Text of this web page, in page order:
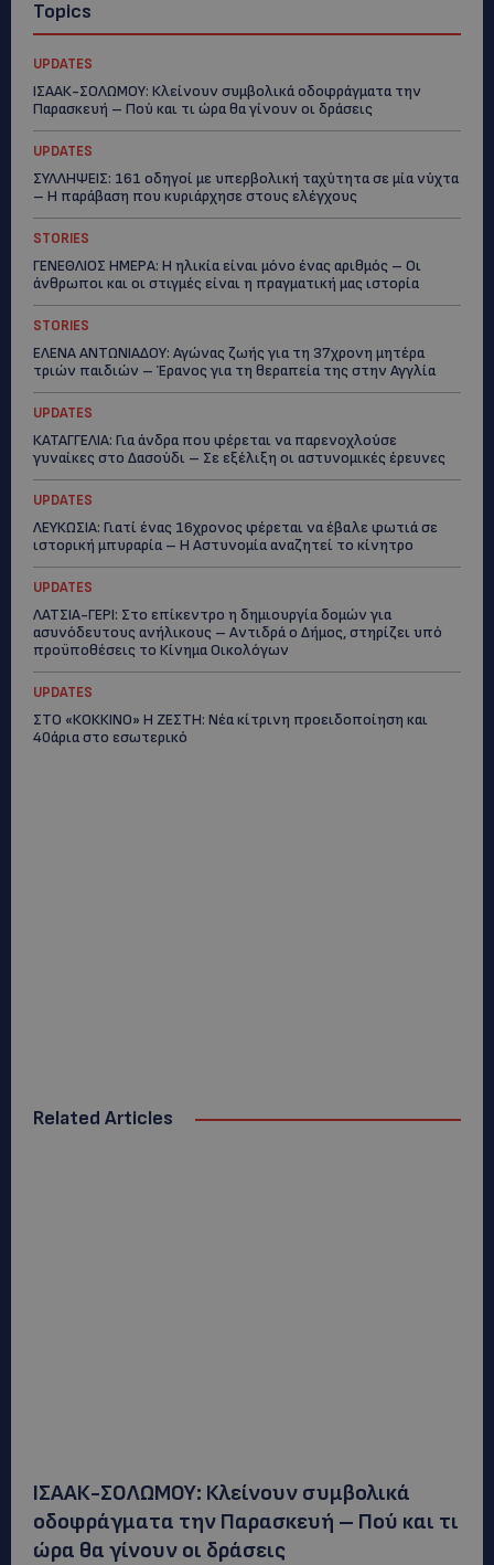
Topics
UPDATES
ΙΣΑΑΚ-ΣΟΛΩΜΟΥ: Κλείνουν συμβολικά οδοφράγματα την
Παρασκευή – Πού και τι ώρα θα γίνουν οι δράσεις
UPDATES
ΣΥΛΛΗΨΕΙΣ: 161 οδηγοί με υπερβολική ταχύτητα σε μία νύχτα
– Η παράβαση που κυριάρχησε στους ελέγχους
STORIES
ΓΕΝΕΘΛΙΟΣ ΗΜΕΡΑ: Η ηλικία είναι μόνο ένας αριθμός – Οι
άνθρωποι και οι στιγμές είναι η πραγματική μας ιστορία
STORIES
ΕΛΕΝΑ ΑΝΤΩΝΙΑΔΟΥ: Αγώνας ζωής για τη 37χρονη μητέρα
τριών παιδιών – Έρανος για τη θεραπεία της στην Αγγλία
UPDATES
ΚΑΤΑΓΓΕΛΙΑ: Για άνδρα που φέρεται να παρενοχλούσε
γυναίκες στο Δασούδι – Σε εξέλιξη οι αστυνομικές έρευνες
UPDATES
ΛΕΥΚΩΣΙΑ: Γιατί ένας 16χρονος φέρεται να έβαλε φωτιά σε
ιστορική μπυραρία – Η Αστυνομία αναζητεί το κίνητρο
UPDATES
ΛΑΤΣΙΑ-ΓΕΡΙ: Στο επίκεντρο η δημιουργία δομών για
ασυνόδευτους ανήλικους – Αντιδρά ο Δήμος, στηρίζει υπό
προϋποθέσεις το Κίνημα Οικολόγων
UPDATES
ΣΤΟ «ΚΟΚΚΙΝΟ» Η ΖΕΣΤΗ: Νέα κίτρινη προειδοποίηση και
40άρια στο εσωτερικό
Related Articles
ΙΣΑΑΚ-ΣΟΛΩΜΟΥ: Κλείνουν συμβολικά
οδοφράγματα την Παρασκευή – Πού και τι
ώρα θα γίνουν οι δράσεις